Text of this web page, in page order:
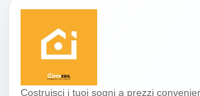
Costruisci i tuoi sogni a prezzi